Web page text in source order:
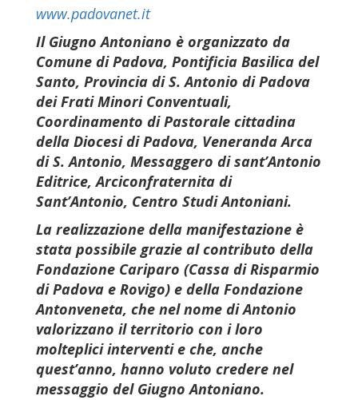
www.padovanet.it
Il Giugno Antoniano è organizzato da
Comune di Padova, Pontificia Basilica del
Santo, Provincia di S. Antonio di Padova
deiFrati Minori Conventuali,
Coordinamento di Pastorale cittadina
della Diocesi di Padova, Veneranda Arca
di S. Antonio, Messaggero di sant’Antonio
Editrice, Arciconfraternita di
Sant’Antonio, Centro Studi Antoniani.
La realizzazione della manifestazione è
stata possibile grazie al contributo della
Fondazione Cariparo (Cassa di Risparmio
di Padova e Rovigo) e della Fondazione
Antonveneta, che nel nome di Antonio
valorizzano il territorio con i loro
molteplici interventi e che, anche
quest’anno, hanno voluto credere nel
messaggio del Giugno Antoniano.